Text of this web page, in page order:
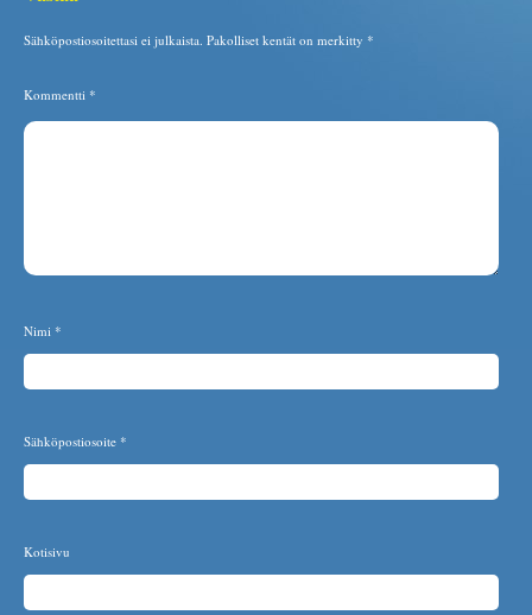
Sähköpostiosoitettasi ei julkaista. Pakolliset kentät on merkitty *
Kommentti *
Nimi *
Sähköpostiosoite *
Kotisivu